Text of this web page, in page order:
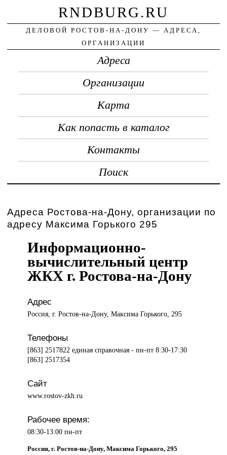
RNDBURG.RU
ДЕЛОВОЙ РОСТОВ-НА-ДОНУ — АДРЕСА,
ОРГАНИЗАЦИИ
Адреса
Организации
Карта
Как попасть в каталог
Контакты
Поиск
Адреса Ростова-на-Дону, организации по
адресу Максима Горького 295
Информационно-
вычислительный центр
ЖКХ г. Ростова-на-Дону
Адрес
Россия, г. Ростов-на-Дону, Максима Горького, 295
Телефоны
[863] 2517822 единая справочная - пн-пт 8:30-17:30
[863] 2517354
Сайт
www.rostov-zkh.ru
Рабочее время:
08:30-13:00 пн-пт
Россия, г. Ростов-на-Дону, Максима Горького, 295